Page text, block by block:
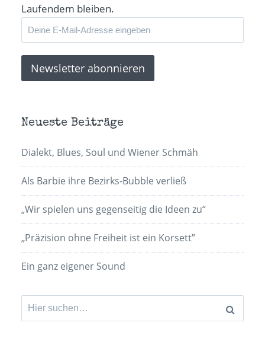
Laufendem bleiben.
Neueste Beiträge
Dialekt, Blues, Soul und Wiener Schmäh
Als Barbie ihre Bezirks-Bubble verließ
„Wir spielen uns gegenseitig die Ideen zu“
„Präzision ohne Freiheit ist ein Korsett”
Ein ganz eigener Sound
Suchen
nach: